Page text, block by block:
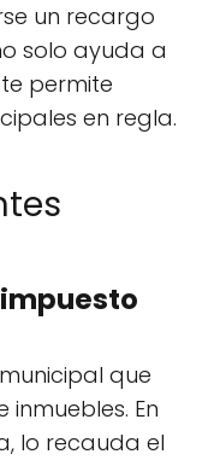
un recargo
solo ayuda a
te permite
en regla.
impuesto
que
En
lo recauda el